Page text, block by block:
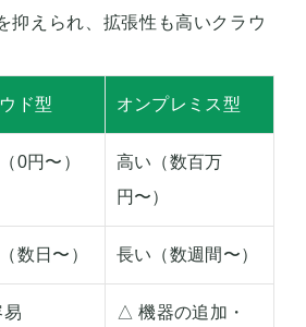
抑えられ、拡張性も高いクラウ
ド型 オンプレミス型
0円〜）
高い（数百万
円〜）
数日〜） 長い（数週間〜）
△ 機器の追加・